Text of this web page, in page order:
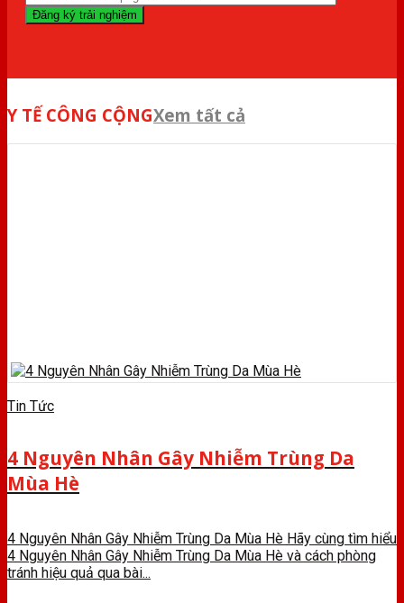
Y TẾ CÔNG CỘNGXem tất cả
Tin Tức
4 Nguyên Nhân Gây Nhiễm Trùng Da
Mùa Hè
4 Nguyên Nhân Gây Nhiễm Trùng Da Mùa Hè Hãy cùng tìm hiểu
4 Nguyên Nhân Gây Nhiễm Trùng Da Mùa Hè và cách phòng
tránh hiệu quả qua bài...